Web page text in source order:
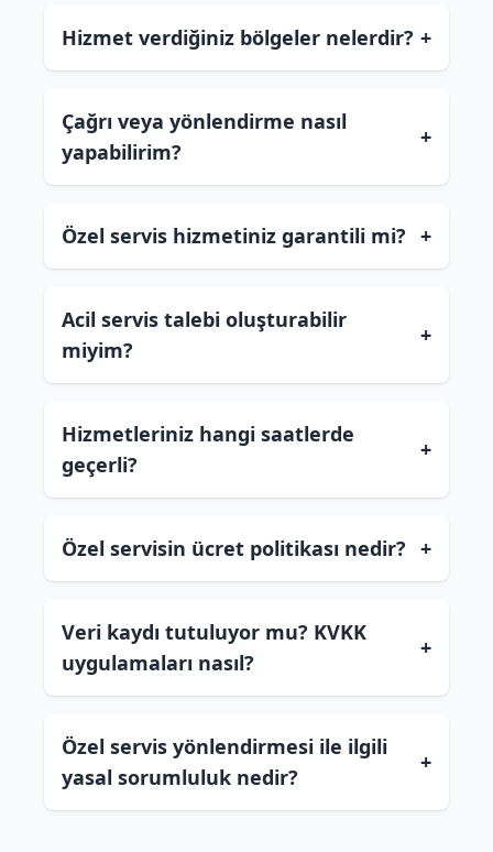
Hizmet verdiğiniz bölgeler nelerdir? +
Çağrı veya yönlendirme nasıl
yapabilirim?
+
Özel servis hizmetiniz garantili mi? +
Acil servis talebi oluşturabilir
miyim?
+
Hizmetleriniz hangi saatlerde
geçerli?
+
Özel servisin ücret politikası nedir? +
Veri kaydı tutuluyor mu? KVKK
uygulamaları nasıl?
+
Özel servis yönlendirmesi ile ilgili
yasal sorumluluk nedir?
+